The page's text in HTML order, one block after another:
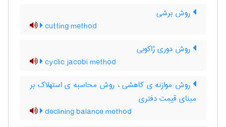
روش برشی
cutting method
روش دوری ژاکوبی
cyclic jacobi method
روش موازنه ی کاهشی ، روش محاسبه ی استهلاک بر
مبنای قیمت دفتری
declining balance method